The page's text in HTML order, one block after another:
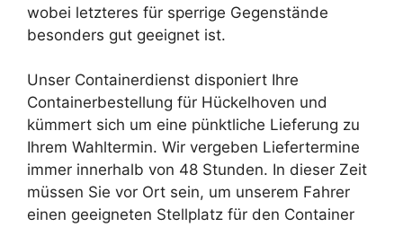
wobei letzteres für sperrige Gegenstände
besonders gut geeignet ist.
Unser Containerdienst disponiert Ihre
Containerbestellung für Hückelhoven und
kümmert sich um eine pünktliche Lieferung zu
Ihrem Wahltermin. Wir vergeben Liefertermine
immer innerhalb von 48 Stunden. In dieser Zeit
müssen Sie vor Ort sein, um unserem Fahrer
einen geeigneten Stellplatz für den Container